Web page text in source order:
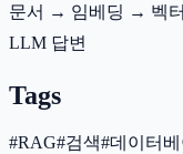
문서 → 임베딩 → 벡
LLM 답변
Tags
#RAG#검색#데이터